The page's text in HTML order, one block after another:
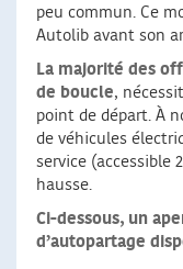
peu commun. Ce
Autolib avant son
La majorité des
de boucle,
point de départ. À
de véhicules
service (accessible
hausse.
Ci-dessous, un
d’autopartage